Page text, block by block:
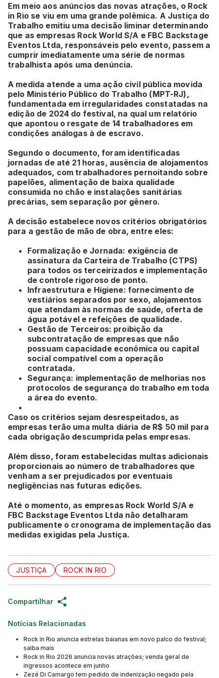
Em meio aos anúncios das novas atrações, o Rock
in Rio se viu em uma grande polêmica. A Justiça do
Trabalho emitiu uma decisão liminar determinando
que as empresas Rock World S/A e FBC Backstage
Eventos Ltda, responsáveis pelo evento, passem a
cumprir imediatamente uma série de normas
trabalhista após uma denúncia.
A medida atende a uma ação civil pública movida
pelo Ministério Público do Trabalho (MPT-RJ),
fundamentada em irregularidades constatadas na
edição de 2024 do festival, na qual um relatório
que apontou o resgate de 14 trabalhadores em
condições análogas à de escravo.
Segundo o documento, foram identificadas
jornadas de até 21 horas, ausência de alojamentos
adequados, com trabalhadores pernoitando sobre
papelões, alimentação de baixa qualidade
consumida no chão e instalações sanitárias
precárias, sem separação por gênero.
A decisão estabelece novos critérios obrigatórios
para a gestão de mão de obra, entre eles:
Formalização e Jornada: exigência de
assinatura da Carteira de Trabalho (CTPS)
para todos os terceirizados e implementação
de controle rigoroso de ponto.
Infraestrutura e Higiene: fornecimento de
vestiários separados por sexo, alojamentos
que atendam às normas de saúde, oferta de
água potável e refeições de qualidade.
Gestão de Terceiros: proibição da
subcontratação de empresas que não
possuam capacidade econômica ou capital
social compatível com a operação
contratada.
Segurança: implementação de melhorias nos
protocolos de segurança do trabalho em toda
a área do evento.
Caso os critérios sejam desrespeitados, as
empresas terão uma multa diária de R$ 50 mil para
cada obrigação descumprida pelas empresas.
Além disso, foram estabelecidas multas adicionais
proporcionais ao número de trabalhadores que
venham a ser prejudicados por eventuais
negligências nas futuras edições.
Até o momento, as empresas Rock World S/A e
FBC Backstage Eventos Ltda não detalharam
publicamente o cronograma de implementação das
medidas exigidas pela Justiça.
JUSTIÇA ROCK IN RIO
Compartilhar
Notícias Relacionadas
Rock in Rio anuncia estrelas baianas em novo palco do festival;
saiba mais
Rock in Rio 2026 anuncia novas atrações; venda geral de
ingressos acontece em junho
Zezé Di Camargo tem pedido de indenização negado pela